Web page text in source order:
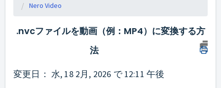
Nero Video
.nvcファイルを動画（例：MP4）に変換する方
法
変更日： 水, 18 2月, 2026 で 12:11 午後